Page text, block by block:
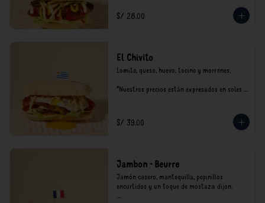
consumo.
S/ 28.00
El Chivito
Lomito, queso, huevo, tocino y morrones.
*Nuestros precios están expresados en soles e
S/ 39.00
Jambon - Beurre
Jamón casero, mantequilla, pepinillos
encurtidos y un toque de mostaza dijon.